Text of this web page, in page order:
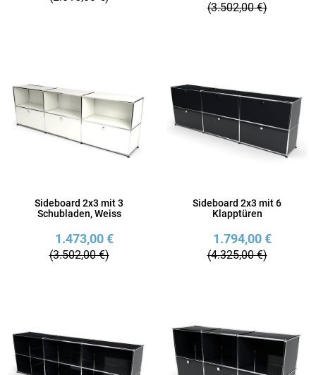
(3.502,00 €)
Sideboard 2x3 mit 3
Schubladen, Weiss
1.473,00 €
(3.502,00 €)
Sideboard 2x3 mit 6
Klapptüren
1.794,00 €
(4.325,00 €)